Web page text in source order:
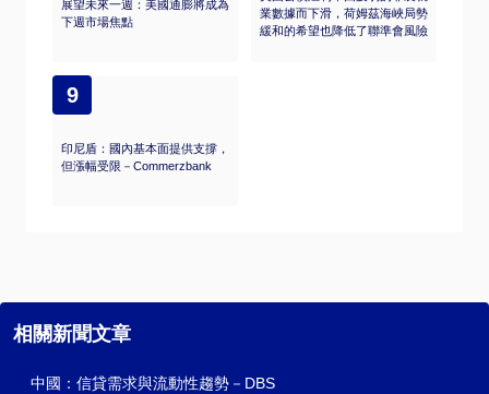
展望未來一週：美國通膨將成為
下週市場焦點
業數據而下滑，荷姆茲海峽局勢
緩和的希望也降低了聯準會風險
9
印尼盾：國內基本面提供支撐，
但漲幅受限－Commerzbank
相關新聞文章
中國：信貸需求與流動性趨勢－DBS